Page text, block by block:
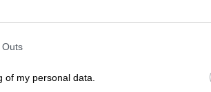
Outs
of my personal data.
idea de negociar con todos
que un gobierno trabaje
políticas (...) para tratar de
Jesús Montero.